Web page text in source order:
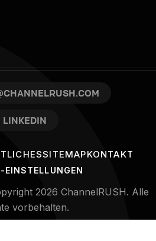
LINKEDIN
SITEMAPKONTAKT
EINSTELLUNGEN
2026 ChannelRUSH. Alle
vorbehalten.